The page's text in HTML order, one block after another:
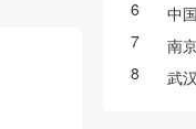
6
中
7
南
8
武